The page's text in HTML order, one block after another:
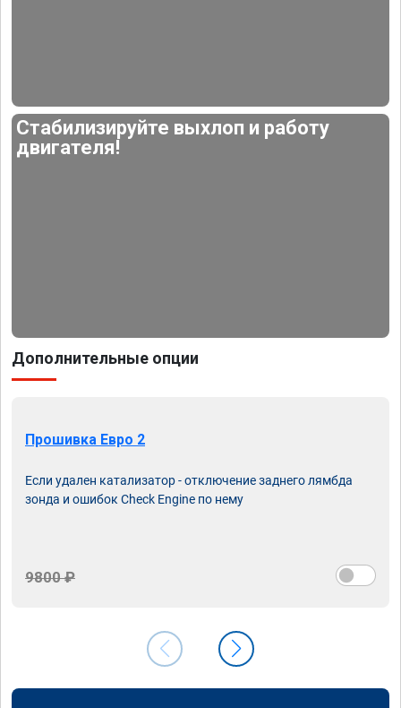
Стабилизируйте выхлоп и работу
двигателя!
Дополнительные опции
Прошивка Евро 2
Если удален катализатор - отключение заднего лямбда
зонда и ошибок Check Engine по нему
9800 ₽